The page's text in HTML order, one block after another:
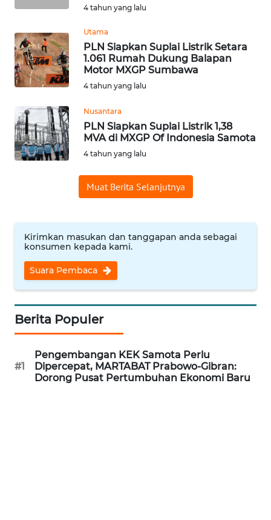
4 tahun yang lalu
Utama
PLN Siapkan Suplai Listrik Setara
1.061 Rumah Dukung Balapan
Motor MXGP Sumbawa
4 tahun yang lalu
Nusantara
PLN Siapkan Suplai Listrik 1,38
MVA di MXGP Of Indonesia Samota
4 tahun yang lalu
Muat Berita Selanjutnya
Kirimkan masukan dan tanggapan anda sebagai
konsumen kepada kami.
Suara Pembaca
Berita Populer
#1
Pengembangan KEK Samota Perlu
Dipercepat, MARTABAT Prabowo-Gibran:
Dorong Pusat Pertumbuhan Ekonomi Baru
SUMEDANG
WN
CIANJUR
WN
KEPULAUAN
SERIBU
WN
CIREBON
WN
INDRAMAYU
WN
KUNINGAN